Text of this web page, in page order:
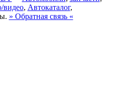
видео, Автокаталог,
» Обратная связь «